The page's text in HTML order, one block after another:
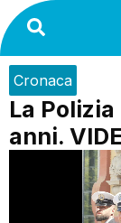
Cronaca
La
anni.